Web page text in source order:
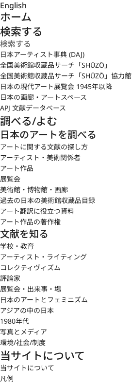
English
ホーム
検索する
日本アーティスト事典 (DAJ)
全国美術館収蔵品サーチ「SHŪZŌ」
全国美術館収蔵品サーチ「SHŪZŌ」協力館
日本の現代アート展覧会 1945年以降
日本の画廊・アートスペース
APJ 文献データベース
調べる/よむ
日本のアートを調べる
アートに関する文献の探し方
アーティスト・美術関係者
アート作品
展覧会
美術館・博物館・画廊
過去の日本の美術館収蔵品目録
アート翻訳に役立つ資料
アート作品の著作権
文献を知る
学校・教育
アーティスト・ライティング
コレクティヴィズム
評論家
展覧会・出来事・場
日本のアートとフェミニズム
アジアの中の日本
1980年代
写真とメディア
環境/社会/制度
当サイトについて
当サイトについて
凡例